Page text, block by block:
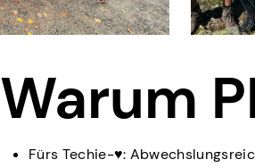
Warum
Fürs Techie-♥: